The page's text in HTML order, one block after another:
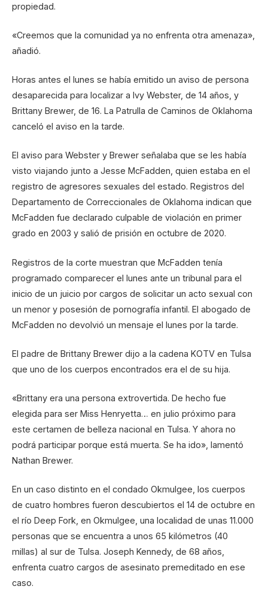
propiedad.
«Creemos que la comunidad ya no enfrenta otra amenaza»,
añadió.
Horas antes el lunes se había emitido un aviso de persona
desaparecida para localizar a Ivy Webster, de 14 años, y
Brittany Brewer, de 16. La Patrulla de Caminos de Oklahoma
canceló el aviso en la tarde.
El aviso para Webster y Brewer señalaba que se les había
visto viajando junto a Jesse McFadden, quien estaba en el
registro de agresores sexuales del estado. Registros del
Departamento de Correccionales de Oklahoma indican que
McFadden fue declarado culpable de violación en primer
grado en 2003 y salió de prisión en octubre de 2020.
Registros de la corte muestran que McFadden tenía
programado comparecer el lunes ante un tribunal para el
inicio de un juicio por cargos de solicitar un acto sexual con
un menor y posesión de pornografía infantil. El abogado de
McFadden no devolvió un mensaje el lunes por la tarde.
El padre de Brittany Brewer dijo a la cadena KOTV en Tulsa
que uno de los cuerpos encontrados era el de su hija.
«Brittany era una persona extrovertida. De hecho fue
elegida para ser Miss Henryetta… en julio próximo para
este certamen de belleza nacional en Tulsa. Y ahora no
podrá participar porque está muerta. Se ha ido», lamentó
Nathan Brewer.
En un caso distinto en el condado Okmulgee, los cuerpos
de cuatro hombres fueron descubiertos el 14 de octubre en
el río Deep Fork, en Okmulgee, una localidad de unas 11.000
personas que se encuentra a unos 65 kilómetros (40
millas) al sur de Tulsa. Joseph Kennedy, de 68 años,
enfrenta cuatro cargos de asesinato premeditado en ese
caso.